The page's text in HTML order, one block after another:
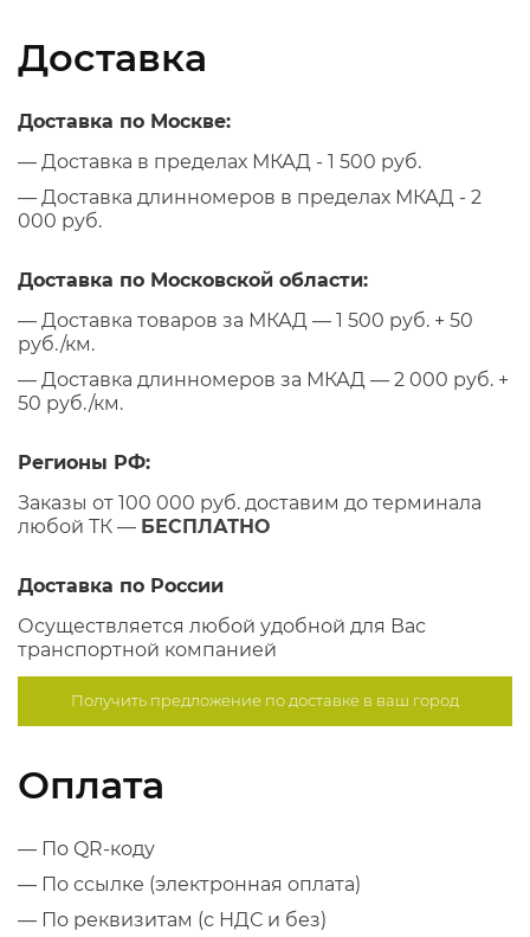
Доставка
Доставка по Москве:
— Доставка в пределах МКАД - 1 500 руб.
— Доставка длинномеров в пределах МКАД - 2
000 руб.
Доставка по Московской области:
— Доставка товаров за МКАД — 1 500 руб. + 50
руб./км.
— Доставка длинномеров за МКАД — 2 000 руб. +
50 руб./км.
Регионы РФ:
Заказы от 100 000 руб. доставим до терминала
любой ТК — БЕСПЛАТНО
Доставка по России
Осуществляется любой удобной для Вас
транспортной компанией
Получить предложение подоставке в ваш город
Оплата
— По QR-коду
— По ссылке (электронная оплата)
— По реквизитам (с НДС и без)